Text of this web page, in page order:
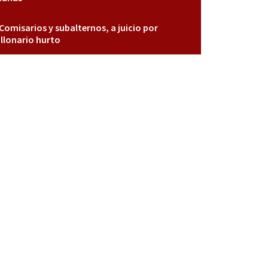
y subalternos, a juicio por
hurto